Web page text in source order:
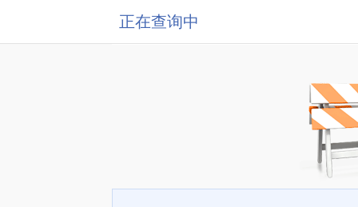
正在查询中